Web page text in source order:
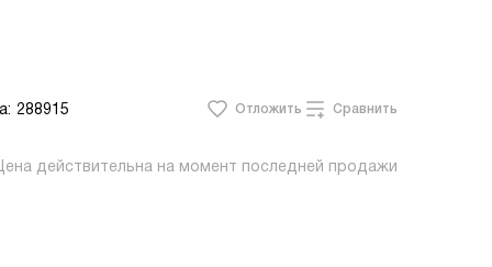
288915 Отложить Сравнить
Цена действительна на момент последней продажи